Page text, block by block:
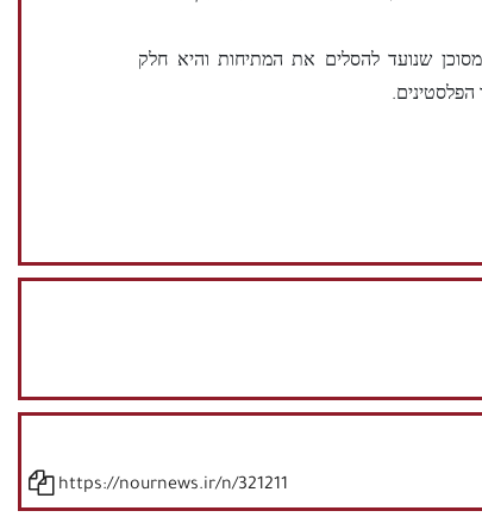
שנועד להסלים את המתיחות והיא חלק
https://nournews.ir/n/321211